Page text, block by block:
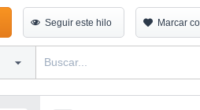
Seguir este hilo Marcar